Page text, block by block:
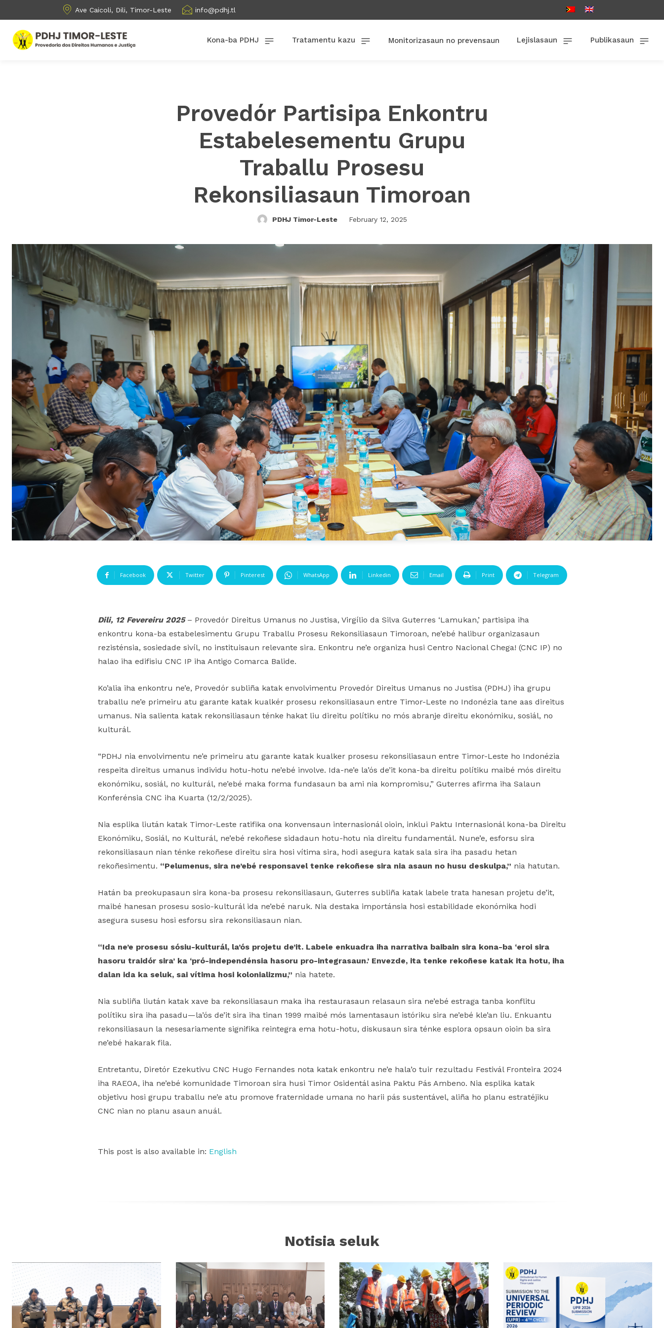
Ave Caicoli, Dili, Timor-Leste info@pdhj.tl
Kona-ba PDHJ Tratamentu kazu Monitorizasaun no prevensaun Lejislasaun Publikasaun
Provedór Partisipa Enkontru
Estabelesementu Grupu
Traballu Prosesu
Rekonsiliasaun Timoroan
PDHJ Timor-Leste February 12, 2025
Facebook Twitter Pinterest WhatsApp Linkedin Email Print Telegram
Dili, 12 Fevereiru 2025– Provedór Direitus Umanus no Justisa, Virgílio da Silva Guterres ‘Lamukan,’ partisipa iha
enkontru kona-ba estabelesimentu Grupu Traballu Prosesu Rekonsiliasaun Timoroan, ne’ebé halibur organizasaun
rezisténsia, sosiedade sivíl, no instituisaun relevante sira. Enkontru ne’e organiza husi Centro Nacional Chega! (CNC IP) no
halao iha edifisiu CNC IP iha Antigo Comarca Balide.
Ko’alia iha enkontru ne’e, Provedór subliña katak envolvimentu Provedór Direitus Umanus no Justisa (PDHJ) iha grupu
traballu ne’e primeiru atu garante katak kualkér prosesu rekonsiliasaun entre Timor-Leste no Indonézia tane aas direitus
umanus. Nia salienta katak rekonsiliasaun ténke hakat liu direitu polítiku no mós abranje direitu ekonómiku, sosiál, no
kulturál.
“PDHJ nia envolvimentu ne’e primeiru atu garante katak kualker prosesu rekonsiliasaun entre Timor-Leste ho Indonézia
respeita direitus umanus individu hotu-hotu ne’ebé involve. Ida-ne’e la’ós de’it kona-ba direitu polítiku maibé mós direitu
ekonómiku, sosiál, no kulturál, ne’ebé maka forma fundasaun ba ami nia kompromisu,” Guterres afirma iha Salaun
Konferénsia CNC iha Kuarta (12/2/2025).
Nia esplika liután katak Timor-Leste ratifika ona konvensaun internasionál oioin, inklui Paktu Internasionál kona-ba Direitu
Ekonómiku, Sosiál, no Kulturál, ne’ebé rekoñese sidadaun hotu-hotu nia direitu fundamentál. Nune’e, esforsu sira
rekonsiliasaun nian ténke rekoñese direitu sira hosi vítima sira, hodi asegura katak sala sira iha pasadu hetan
rekoñesimentu. “Pelumenus, sira ne’ebé responsavel tenke rekoñese sira nia asaun no husu deskulpa,” nia hatutan.
Hatán ba preokupasaun sira kona-ba prosesu rekonsiliasaun, Guterres subliña katak labele trata hanesan projetu de’it,
maibé hanesan prosesu sosio-kulturál ida ne’ebé naruk. Nia destaka importánsia hosi estabilidade ekonómika hodi
asegura susesu hosi esforsu sira rekonsiliasaun nian.
“Ida ne’e prosesu sósiu-kulturál, la’ós projetu de’it. Labele enkuadra iha narrativa baibain sira kona-ba ‘eroi sira
hasoru traidór sira’ ka ‘pró-independénsia hasoru pro-integrasaun.’ Envezde, ita tenke rekoñese katak ita hotu, iha
dalan ida ka seluk, sai vítima hosi kolonializmu,” nia hatete.
Nia subliña liután katak xave ba rekonsiliasaun maka iha restaurasaun relasaun sira ne’ebé estraga tanba konflitu
polítiku sira iha pasadu—la’ós de’it sira iha tinan 1999 maibé mós lamentasaun istóriku sira ne’ebé kle’an liu. Enkuantu
rekonsiliasaun la nesesariamente signifika reintegra ema hotu-hotu, diskusaun sira ténke esplora opsaun oioin ba sira
ne’ebé hakarak fila.
Entretantu, Diretór Ezekutivu CNC Hugo Fernandes nota katak enkontru ne’e hala’o tuir rezultadu Festivál Fronteira 2024
iha RAEOA, iha ne’ebé komunidade Timoroan sira husi Timor Osidentál asina Paktu Pás Ambeno. Nia esplika katak
objetivu hosi grupu traballu ne’e atu promove fraternidade umana no harii pás sustentável, aliña ho planu estratéjiku
CNC nian no planu asaun anuál.
This post is also available in: English
Notisia seluk